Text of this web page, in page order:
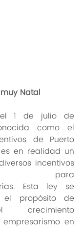
Natal
como el
de Puerto
en realidad un
incentivos
para
Esta ley se
propósito de
crecimiento
en